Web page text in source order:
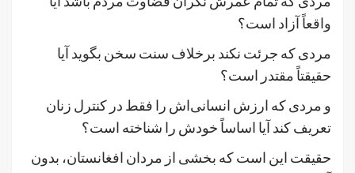
واقعاً آزاد است؟
مردی که جرئت نکند برخلاف سنت سخن بگوید آیا
حقیقتاً مقتدر است؟
و مردی که ارزش انسانی‌اش را فقط در کنترل زنان
تعریف کند آیا اساساً خودش را شناخته است؟
حقیقت این است که بخشی از مردان افغانستان، بدون